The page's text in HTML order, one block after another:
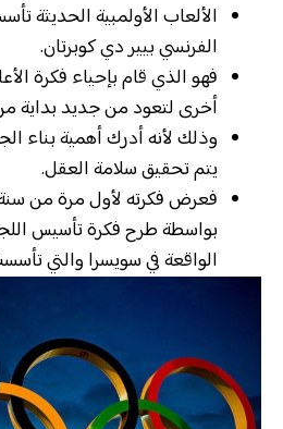
الألعاب الأولمبية الحديثة
الفرنسي بيير دي كوبرتان.
فهو الذي قام بإحياء فكرة
أخرى لتعود من جديد بداية من سنة 1896
وذلك لأنه أدرك أهمية بناء
يتم تحقيق سلامة العقل.
بواسطة طرح فكرة تأسيس
الواقعة في سويسرا والتي تأسست سنة